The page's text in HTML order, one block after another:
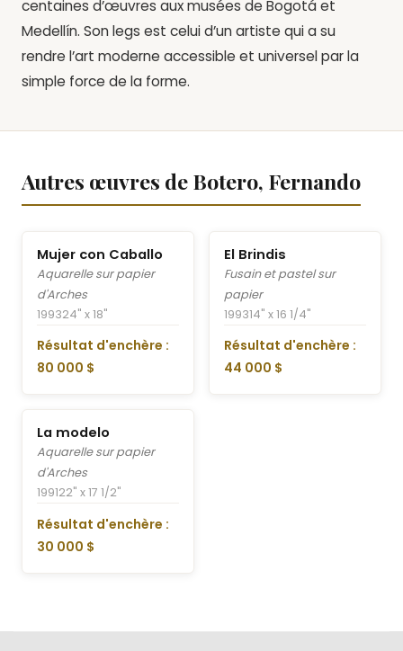
centaines d’œuvres aux musées de Bogotá et
Medellín. Son legs est celui d’un artiste qui a su
rendre l’art moderne accessible et universel par la
simple force de la forme.
Autres œuvres de Botero, Fernando
Mujer con Caballo
Aquarelle sur papier
d'Arches
199324" x 18"
Résultat d'enchère :
80 000 $
El Brindis
Fusain et pastel sur
papier
199314" x 16 1/4"
Résultat d'enchère :
44 000 $
La modelo
Aquarelle sur papier
d'Arches
199122" x 17 1/2"
Résultat d'enchère :
30 000 $